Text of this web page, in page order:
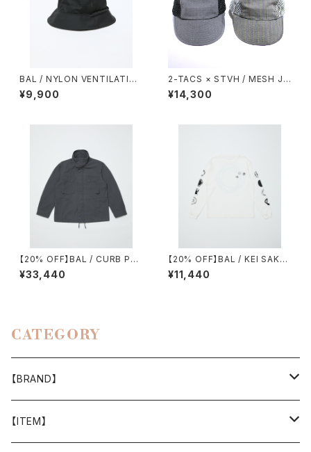
BAL / NYLON VENTILATIO
N BUCKET HAT
¥9,900
2-TACS × STVH / MESH JE
T CAP
¥14,300
【20% OFF】BAL / CURB PO
CKET FIELD JACKET
¥33,440
【20% OFF】BAL / KEI SAKA
WAKI 2
¥11,440
CATEGORY
【BRAND】
山と道
【ITEM】